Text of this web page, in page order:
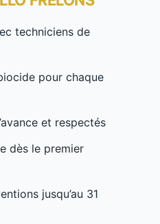
techniciens de
pour chaque
et respectés
dès le premier
jusqu’au 31